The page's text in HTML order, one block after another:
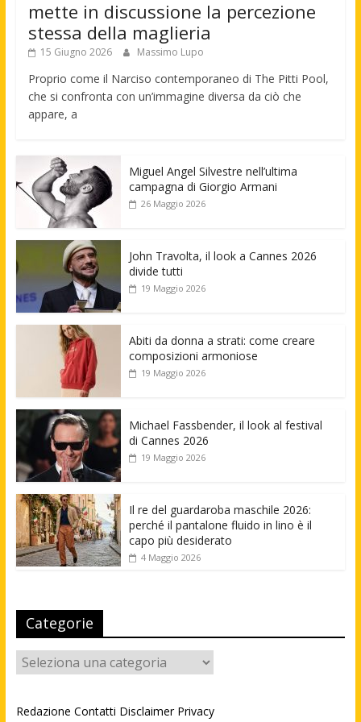
mette in discussione la percezione
stessa della maglieria
15 Giugno 2026 Massimo Lupo
Proprio come il Narciso contemporaneo di The Pitti Pool,
che si confronta con un’immagine diversa da ciò che
appare, a
Miguel Angel Silvestre nell’ultima
campagna di Giorgio Armani
26 Maggio 2026
John Travolta, il look a Cannes 2026
divide tutti
19 Maggio 2026
Abiti da donna a strati: come creare
composizioni armoniose
19 Maggio 2026
Michael Fassbender, il look al festival
di Cannes 2026
19 Maggio 2026
Il re del guardaroba maschile 2026:
perché il pantalone fluido in lino è il
capo più desiderato
4 Maggio 2026
Categorie
Categorie
Redazione Contatti Disclaimer Privacy